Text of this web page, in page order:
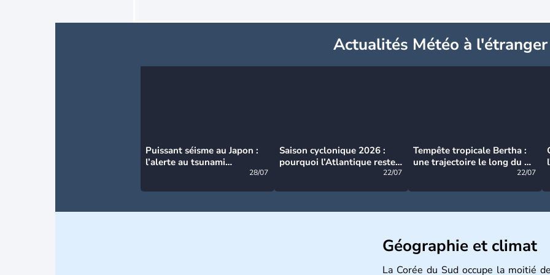
Actualités Météo à l'étranger
Puissant séisme au Japon :
l’alerte au tsunami
28/07
Saison cyclonique 2026 :
pourquoi l’Atlantique reste
22/07
Tempête tropicale Bertha :
une trajectoire le long du du
22/07
Géographie et climat
La Corée du Sud occupe la moitié